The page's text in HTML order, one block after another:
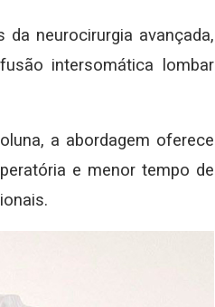
neurocirurgia avançada,
intersomática lombar
a abordagem oferece
e menor tempo de